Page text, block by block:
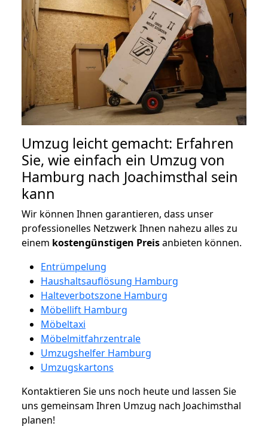
Umzug leicht gemacht: Erfahren
Sie, wie einfach ein Umzug von
Hamburg nach Joachimsthal sein
kann
Wir können Ihnen garantieren, dass unser
professionelles Netzwerk Ihnen nahezu alles zu
einem kostengünstigen Preisanbieten können.
Entrümpelung
Haushaltsauflösung Hamburg
Halteverbotszone Hamburg
Möbellift Hamburg
Möbeltaxi
Möbelmitfahrzentrale
Umzugshelfer Hamburg
Umzugskartons
Kontaktieren Sie uns noch heute und lassen Sie
uns gemeinsam Ihren Umzug nach Joachimsthal
planen!